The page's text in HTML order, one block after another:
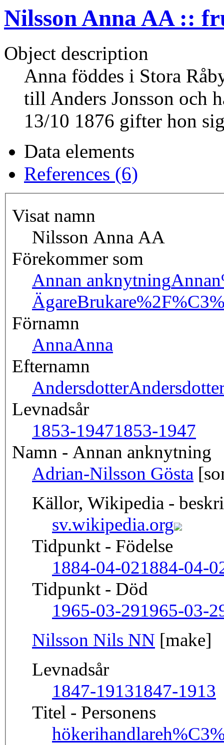
Nilsson Anna AA ::
Object description
Anna föddes i Stora
till Anders Jonsson och
13/10 1876 gifter hon
Data elements
References (6)
Visat namn
Nilsson Anna AA
Förekommer som
Annan anknytning
Ägare
Förnamn
AnnaAnna
Efternamn
Andersdotter
Levnadsår
1853-19471853-1947
Namn - Annan anknytning
Adrian-Nilsson Gösta
Källor, Wikipedia -
sv.wikipedia.org
Tidpunkt - Födelse
1884-04-021884-04-
Tidpunkt - Död
1965-03-291965-03-
Nilsson Nils NN [make]
Levnadsår
1847-19131847-1913
Titel - Personens
hökerihandlare